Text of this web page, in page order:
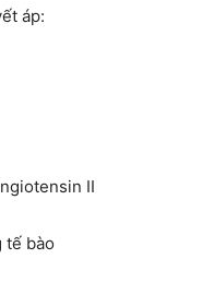
áp:
II
tế bào